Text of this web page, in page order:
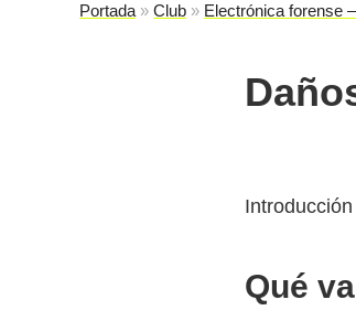
Portada » Club » Electrónica forense
Qué